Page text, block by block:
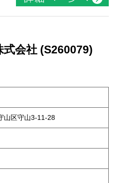
会社 (S260079)
山区守山3-11-28